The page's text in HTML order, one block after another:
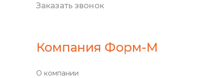
Заказать звонок
Компания Форм-М
О компании